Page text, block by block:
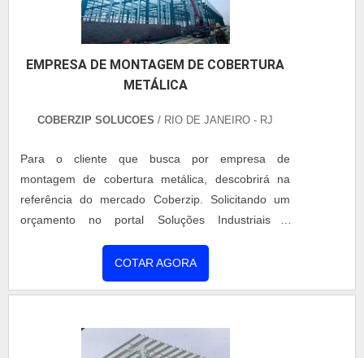
EMPRESA DE MONTAGEM DE COBERTURA
METÁLICA
COBERZIP SOLUCOES / RIO DE JANEIRO - RJ
Para o cliente que busca por empresa de
montagem de cobertura metálica, descobrirá na
referência do mercado Coberzip. Solicitando um
orçamento no portal Soluções Industriais e
por montagem de cobertura metálica, com a
Coberzip poderá encontrar excelente custo-
garantia de estanqueidade para o
COTAR AGORA